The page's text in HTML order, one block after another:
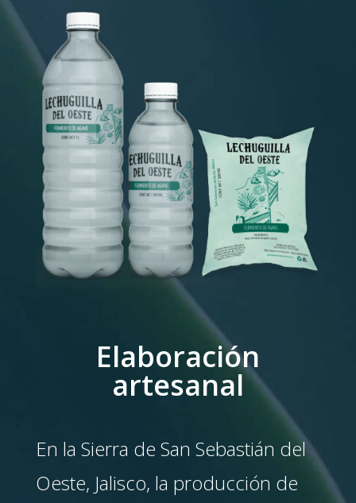
Elaboración
artesanal
En la Sierra de San Sebastián del
Oeste, Jalisco, la producción de